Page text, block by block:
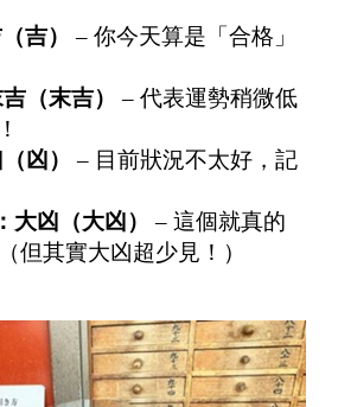
吉）
– 你今天算是「合格」
（末吉）
– 代表運勢稍微低
凶）
– 目前狀況不太好，記
大凶（大凶）
– 這個就真的
其實大凶超少見！）